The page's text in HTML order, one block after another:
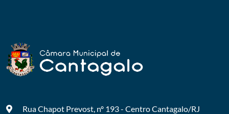
Rua Chapot Prevost, nº 193 - CentroCantagalo/RJ